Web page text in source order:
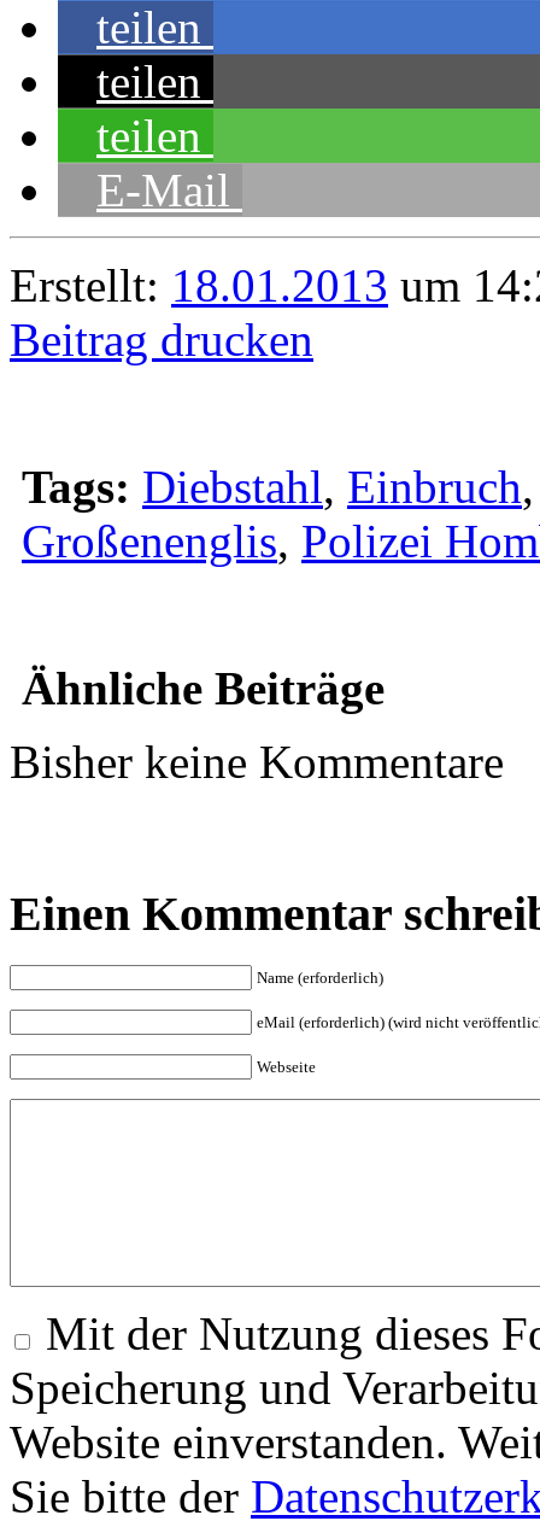
teilen
teilen
teilen
E-Mail
Erstellt: 18.01.2013 um
Beitrag drucken
Tags: Diebstahl, Einbruch
Großenenglis, Polizei
Ähnliche Beiträge
Bisher keine Kommentare
Einen Kommentar
Name (erforderlich)
eMail (erforderlich) (wird nicht
Webseite
Mit der Nutzung dieses
Speicherung und
Website einverstanden.
Sie bitte der